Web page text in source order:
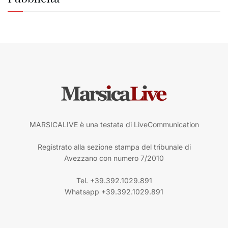
MARSICALIVE è una testata di LiveCommunication
Registrato alla sezione stampa del tribunale di
Avezzano con numero 7/2010
Tel. +39.392.1029.891
Whatsapp +39.392.1029.891